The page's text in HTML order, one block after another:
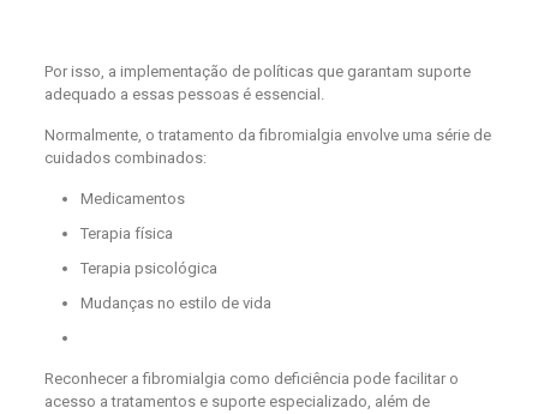
Por isso, a implementação de políticas que garantam suporte
adequado a essas pessoas é essencial.
Normalmente, o tratamento da fibromialgia envolve uma série de
cuidados combinados:
Medicamentos
Terapia física
Terapia psicológica
Mudanças no estilo de vida
Reconhecer a fibromialgia como deficiência pode facilitar o
acesso a tratamentos e suporte especializado, além de